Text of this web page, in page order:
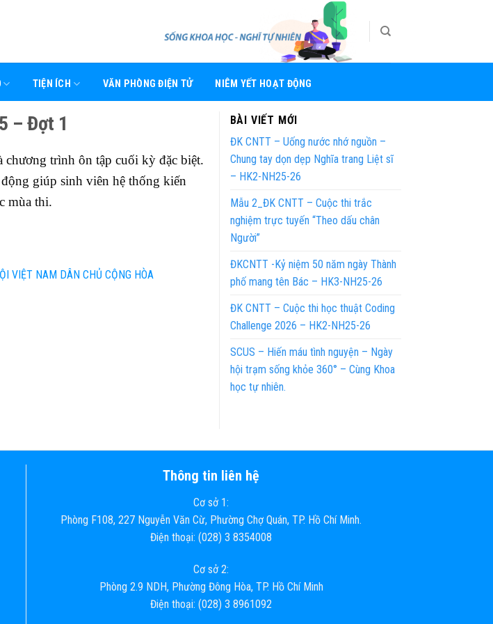
TIỆN ÍCH VĂN PHÒNG ĐIỆN TỬ NIÊM YẾT HOẠT ĐỘNG
– Đợt 1
trình ôn tập cuối kỳ đặc biệt.
giúp sinh viên hệ thống kiến
mùa thi.
VIỆT NAM DÂN CHỦ CỘNG HÒA
BÀI VIẾT MỚI
ĐK CNTT – Uống nước nhớ nguồn –
Chung tay dọn dẹp Nghĩa trang Liệt sĩ
– HK2-NH25-26
Mẫu 2_ĐK CNTT – Cuộc thi trắc
nghiệm trực tuyến “Theo dấu chân
Người”
ĐKCNTT -Kỷ niệm 50 năm ngày Thành
phố mang tên Bác – HK3-NH25-26
ĐK CNTT – Cuộc thi học thuật Coding
Challenge 2026 – HK2-NH25-26
SCUS – Hiến máu tình nguyện – Ngày
hội trạm sống khỏe 360° – Cùng Khoa
học tự nhiên.
Thông tin liên hệ
Cơ sở 1:
Phòng F108, 227 Nguyễn Văn Cừ, Phường Chợ Quán, TP. Hồ Chí Minh.
Điện thoại: (028) 3 8354008
Cơ sở 2:
Phòng 2.9 NDH, Phường Đông Hòa, TP. Hồ Chí Minh
Điện thoại: (028) 3 8961092